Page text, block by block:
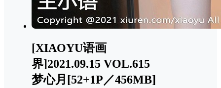
[XIAOYU语画
界]2021.09.15 VOL.615
梦心月[52+1P／456MB]